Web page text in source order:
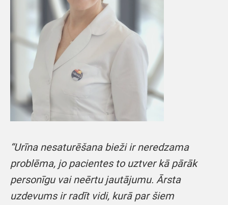
“Urīna nesaturēšana bieži ir neredzama
problēma, jo pacientes to uztver kā pārāk
personīgu vai neērtu jautājumu. Ārsta
uzdevums ir radīt vidi, kurā par šiem